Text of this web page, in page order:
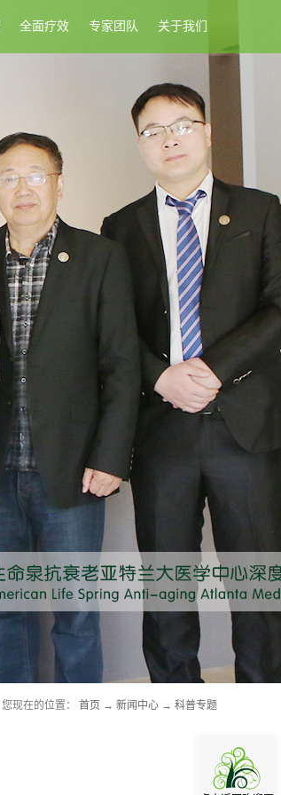
全面疗效 专家团队 关于我们
您现在的位置： 首页 → 新闻中心 → 科普专题